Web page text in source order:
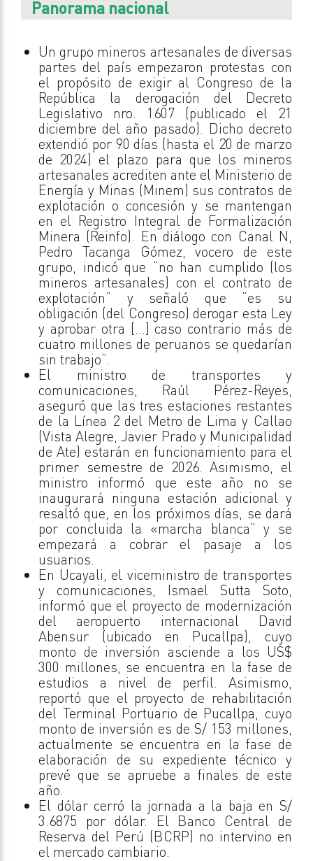
Panorama nacional
Un grupo mineros artesanales de diversas
partes del país empezaron protestas con
el propósito de exigir al Congreso de la
República la derogación del Decreto
Legislativo nro. 1607 (publicado el 21
diciembre del año pasado). Dicho decreto
extendió por 90 días (hasta el 20 de marzo
de 2024) el plazo para que los mineros
artesanales acrediten ante el Ministerio de
Energía y Minas (Minem) sus contratos de
explotación o concesión y se mantengan
en el Registro Integral de Formalización
Minera (Reinfo). En diálogo con Canal N,
Pedro Tacanga Gómez, vocero de este
grupo, indicó que “no han cumplido (los
mineros artesanales) con el contrato de
explotación” y señaló que “es su
obligación (del Congreso) derogar esta Ley
y aprobar otra […] caso contrario más de
cuatro millones de peruanos se quedarían
sin trabajo”.
El ministro de transportes y
comunicaciones, Raúl Pérez-Reyes,
aseguró que las tres estaciones restantes
de la Línea 2 del Metro de Lima y Callao
(Vista Alegre, Javier Prado y Municipalidad
de Ate) estarán en funcionamiento para el
primer semestre de 2026. Asimismo, el
ministro informó que este año no se
inaugurará ninguna estación adicional y
resaltó que, en los próximos días, se dará
por concluida la «marcha blanca” y se
empezará a cobrar el pasaje a los
usuarios.
En Ucayali, el viceministro de transportes
y comunicaciones, Ismael Sutta Soto,
informó que el proyecto de modernización
del aeropuerto internacional David
Abensur (ubicado en Pucallpa), cuyo
monto de inversión asciende a los US$
300 millones, se encuentra en la fase de
estudios a nivel de perfil. Asimismo,
reportó que el proyecto de rehabilitación
del Terminal Portuario de Pucallpa, cuyo
monto de inversión es de S/ 153 millones,
actualmente se encuentra en la fase de
elaboración de su expediente técnico y
prevé que se apruebe a finales de este
año.
El dólar cerró la jornada a la baja en S/
3.6875 por dólar. El Banco Central de
Reserva del Perú (BCRP) no intervino en
el mercado cambiario.